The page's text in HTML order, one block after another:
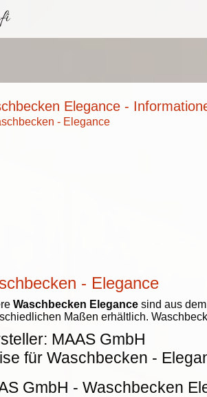
Elegance -
- Elegance
Waschbecken Elegance sind aus
Maßen erhältlich.
MAAS GmbH
für Waschbecken -
GmbH - Waschbecken